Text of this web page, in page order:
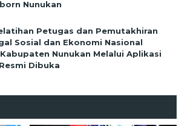
Nunukan
Petugas dan Pemutakhiran
Sosial dan Ekonomi Nasional
Kabupaten Nunukan Melalui Aplikasi
Dibuka